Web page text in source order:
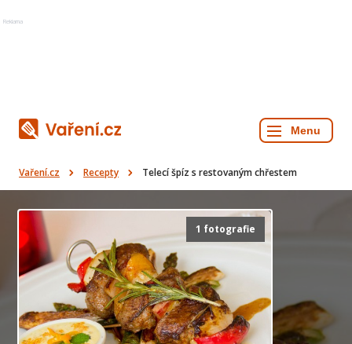
Reklama
Vaření.cz Recepty Telecí špíz s restovaným chřestem
1 fotografie